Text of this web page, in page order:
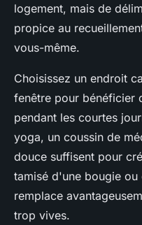
logement, mais de
propice au
vous-même.
Choisissez un endroit
fenêtre pour bénéficier
pendant les courtes
yoga, un coussin de
douce suffisent pour
tamisé d'une bougie
remplace
trop vives.